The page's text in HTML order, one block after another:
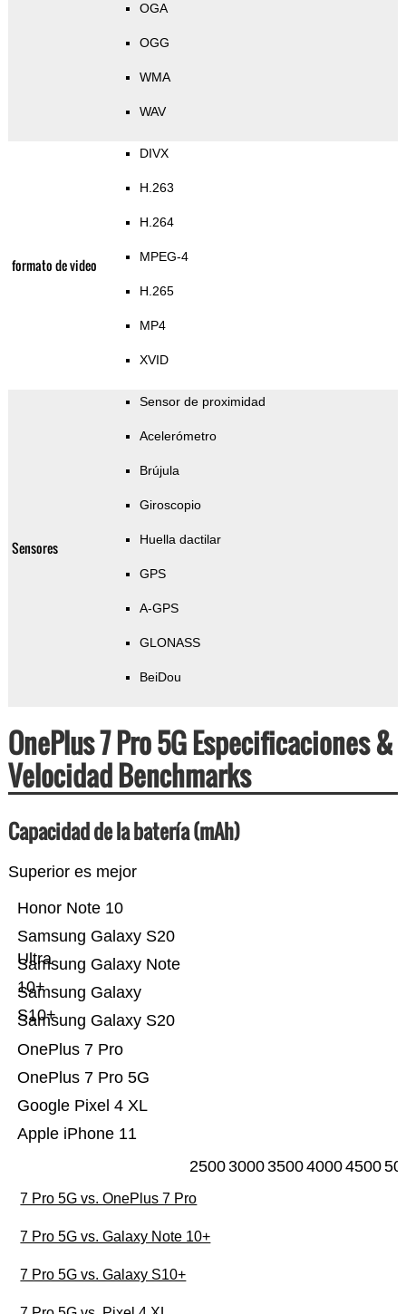
OGA
OGG
WMA
WAV
formato de video
DIVX
H.263
H.264
MPEG-4
H.265
MP4
XVID
Sensores
Sensor de proximidad
Acelerómetro
Brújula
Giroscopio
Huella dactilar
GPS
A-GPS
GLONASS
BeiDou
OnePlus 7 Pro 5G Especificaciones &
Velocidad Benchmarks
Capacidad de la batería (mAh)
Superior es mejor
Apple iPhone 11
Google Pixel 4 XL
OnePlus 7 Pro 5G
OnePlus 7 Pro
Samsung Galaxy S20
Samsung Galaxy
S10+
Samsung Galaxy Note
10+
Samsung Galaxy S20
Ultra
Honor Note 10
25003000350040004500
7 Pro 5G vs. OnePlus 7 Pro
7 Pro 5G vs. Galaxy Note 10+
7 Pro 5G vs. Galaxy S10+